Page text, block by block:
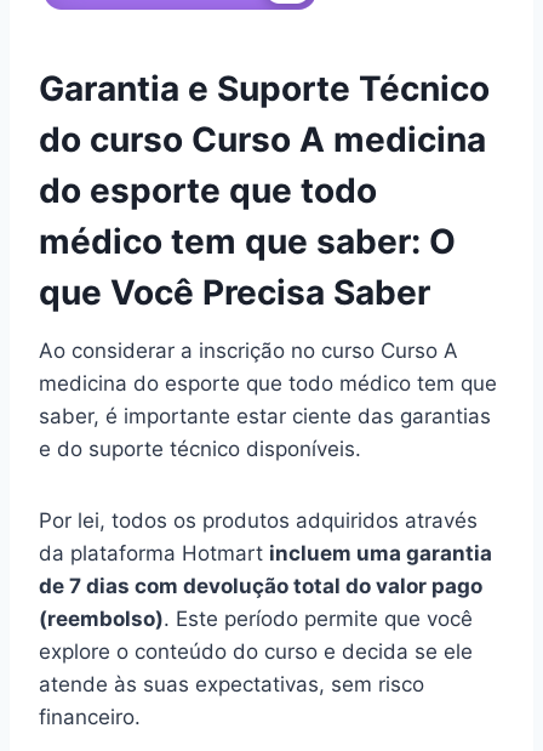
Garantia e Suporte Técnico
do curso Curso A medicina
do esporte que todo
médico tem que saber: O
que Você Precisa Saber
Ao considerar a inscrição no curso Curso A
medicina do esporte que todo médico tem que
saber, é importante estar ciente das garantias
e do suporte técnico disponíveis.
Por lei, todos os produtos adquiridos através
da plataforma Hotmart incluem uma garantia
de 7 dias com devolução total do valor pago
(reembolso). Este período permite que você
explore o conteúdo do curso e decida se ele
atende às suas expectativas, sem risco
financeiro.